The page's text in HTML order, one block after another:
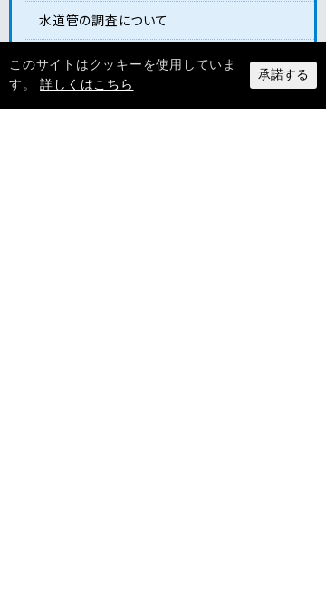
水道管の調査について
給水装置所有者変更届について
スマートフォンアプリでお支払ができます
このサイトはクッキーを使用していま
す。詳しくはこちら
承諾する